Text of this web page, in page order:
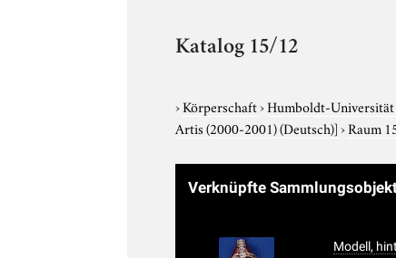
Katalog 15/12
›Körperschaft›Humboldt-
Artis (2000-2001) (Deutsch)]›Raum
Verknüpfte
Modell,